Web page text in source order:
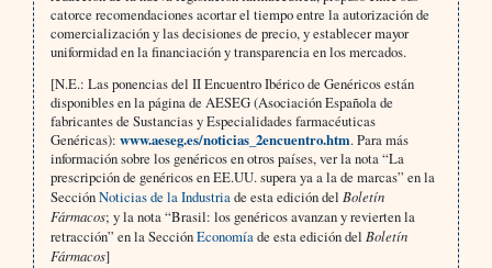
catorce recomendaciones acortar el tiempo entre la autorización de
comercialización y las decisiones de precio, y establecer mayor
uniformidad en la financiación y transparencia en los mercados.
[N.E.: Las ponencias del II Encuentro Ibérico de Genéricos están
disponibles en la página de AESEG (Asociación Española de
fabricantes de Sustancias y Especialidades farmacéuticas
Genéricas): www.aeseg.es/noticias_2encuentro.htm. Para más
información sobre los genéricos en otros países, ver la nota “La
prescripción de genéricos en EE.UU. supera ya a la de marcas” en la
SecciónNoticias de la Industriade esta edición del Boletín
Fármacos; y la nota “Brasil: los genéricos avanzan y revierten la
retracción” en la SecciónEconomíade esta edición del Boletín
Fármacos]